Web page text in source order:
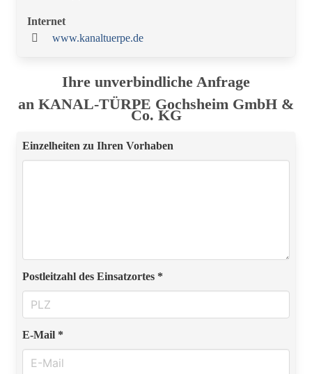
Internet
www.kanaltuerpe.de
Ihre unverbindliche Anfrage
an KANAL-TÜRPE Gochsheim GmbH &
Co. KG
Einzelheiten zu Ihren Vorhaben
Postleitzahl des Einsatzortes *
E-Mail *